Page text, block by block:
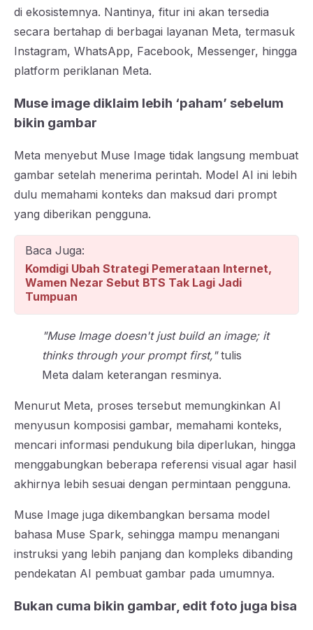
di ekosistemnya. Nantinya, fitur ini akan tersedia
secara bertahap di berbagai layanan Meta, termasuk
Instagram, WhatsApp, Facebook, Messenger, hingga
platform periklanan Meta.
Muse image diklaim lebih ‘paham’ sebelum
bikin gambar
Meta menyebut Muse Image tidak langsung membuat
gambar setelah menerima perintah. Model AI ini lebih
dulu memahami konteks dan maksud dari prompt
yang diberikan pengguna.
Baca Juga:
Komdigi Ubah Strategi Pemerataan Internet,
Wamen Nezar Sebut BTS Tak Lagi Jadi
Tumpuan
"Muse Image doesn't just build an image; it
thinks through your prompt first,"tulis
Meta dalam keterangan resminya.
Menurut Meta, proses tersebut memungkinkan AI
menyusun komposisi gambar, memahami konteks,
mencari informasi pendukung bila diperlukan, hingga
menggabungkan beberapa referensi visual agar hasil
akhirnya lebih sesuai dengan permintaan pengguna.
Muse Image juga dikembangkan bersama model
bahasa Muse Spark, sehingga mampu menangani
instruksi yang lebih panjang dan kompleks dibanding
pendekatan AI pembuat gambar pada umumnya.
Bukan cuma bikin gambar, edit foto juga bisa